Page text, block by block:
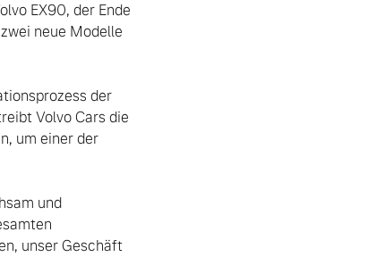
EX90, der Ende
neue Modelle
Volvo Cars die
um einer der
unser Geschäft